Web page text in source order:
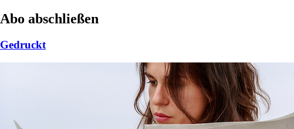
Abo abschließen
Gedruckt